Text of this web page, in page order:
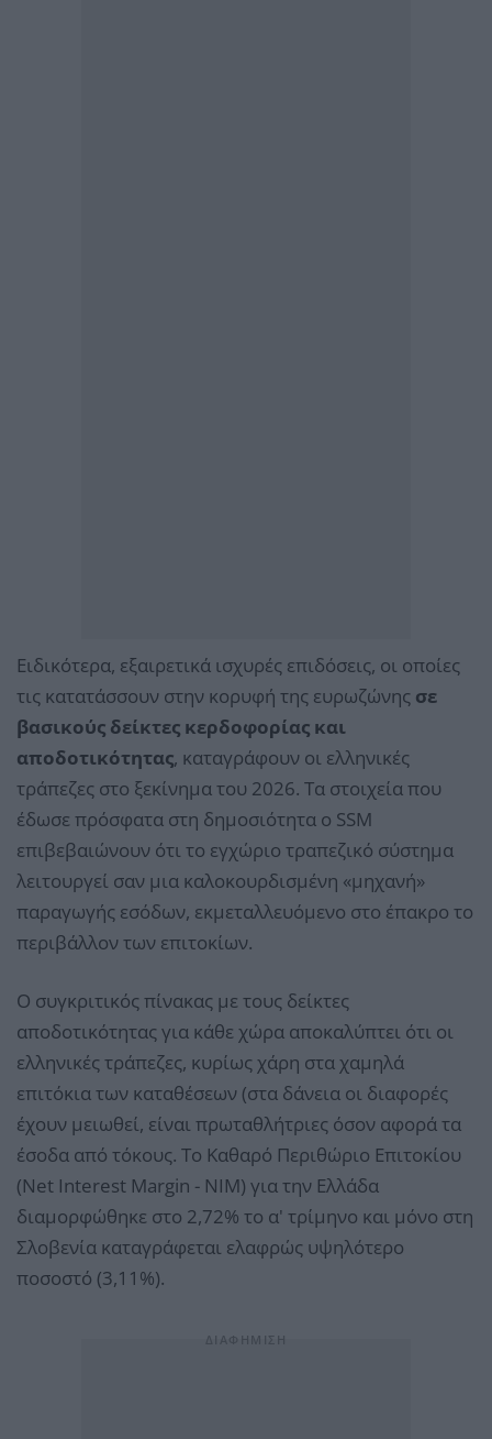
Ειδικότερα, εξαιρετικά ισχυρές επιδόσεις, οι οποίες
τις κατατάσσουν στην κορυφή της ευρωζώνης σε
βασικούς δείκτες κερδοφορίας και
αποδοτικότητας, καταγράφουν οι ελληνικές
τράπεζες στο ξεκίνημα του 2026. Τα στοιχεία που
έδωσε πρόσφατα στη δημοσιότητα ο SSM
επιβεβαιώνουν ότι το εγχώριο τραπεζικό σύστημα
λειτουργεί σαν μια καλοκουρδισμένη «μηχανή»
παραγωγής εσόδων, εκμεταλλευόμενο στο έπακρο το
περιβάλλον των επιτοκίων.
Ο συγκριτικός πίνακας με τους δείκτες
αποδοτικότητας για κάθε χώρα αποκαλύπτει ότι οι
ελληνικές τράπεζες, κυρίως χάρη στα χαμηλά
επιτόκια των καταθέσεων (στα δάνεια οι διαφορές
έχουν μειωθεί, είναι πρωταθλήτριες όσον αφορά τα
έσοδα από τόκους. Το Καθαρό Περιθώριο Επιτοκίου
(Net Interest Margin - NIM) για την Ελλάδα
διαμορφώθηκε στο 2,72% το α' τρίμηνο και μόνο στη
Σλοβενία καταγράφεται ελαφρώς υψηλότερο
ποσοστό (3,11%).